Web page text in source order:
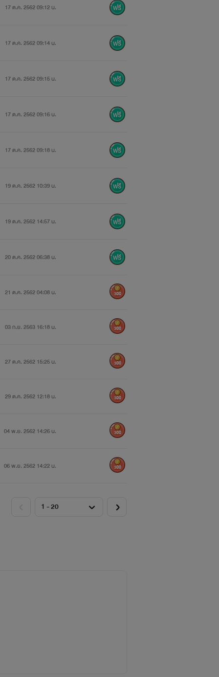
17 ต.ค. 2562 09:12 น.
17 ต.ค. 2562 09:14 น.
17 ต.ค. 2562 09:15 น.
17 ต.ค. 2562 09:16 น.
17 ต.ค. 2562 09:18 น.
19 ต.ค. 2562 10:39 น.
19 ต.ค. 2562 14:57 น.
20 ต.ค. 2562 06:38 น.
21 ต.ค. 2562 04:08 น. 300
03 ก.ย. 2563 16:18 น. 300
27 ต.ค. 2562 15:25 น. 300
29 ต.ค. 2562 12:18 น. 300
04 พ.ย. 2562 14:26 น. 300
06 พ.ย. 2562 14:22 น. 300